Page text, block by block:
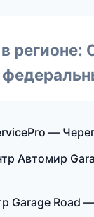
регионе:
—
Автомир
Garage Road